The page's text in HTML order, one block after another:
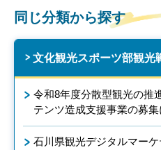
同じ分類から探す
文化観光スポーツ部観光
令和8年度分散型観光の推
テンツ造成支援事業の募集
石川県観光デジタルマー